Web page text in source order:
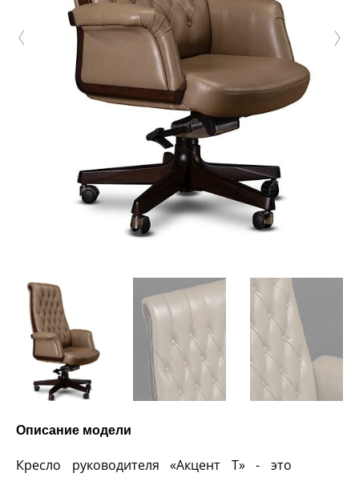
Описание модели
Кресло руководителя «Акцент Т» - это